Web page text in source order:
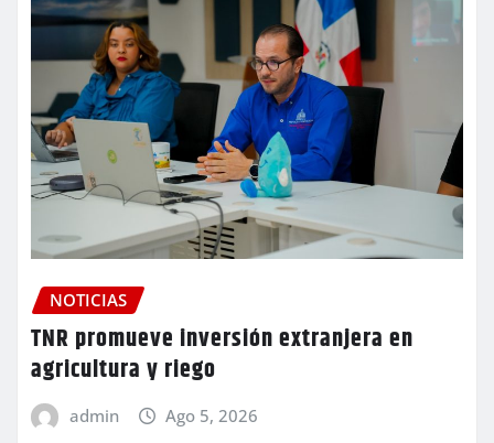
NOTICIAS
TNR promueve inversión extranjera en
agricultura y riego
admin Ago 5, 2026